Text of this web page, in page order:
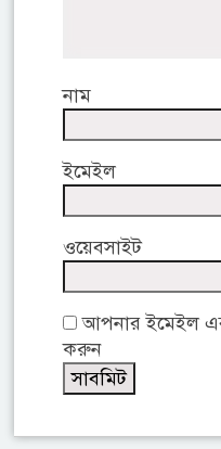
নাম
ইমেইল
ওয়েবসাইট
আপনার ইমেইল
করুন